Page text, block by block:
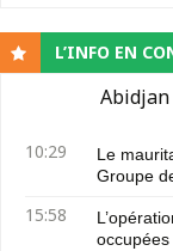
L’INFO EN
Abidjan
10:29
Le
Groupe
15:58